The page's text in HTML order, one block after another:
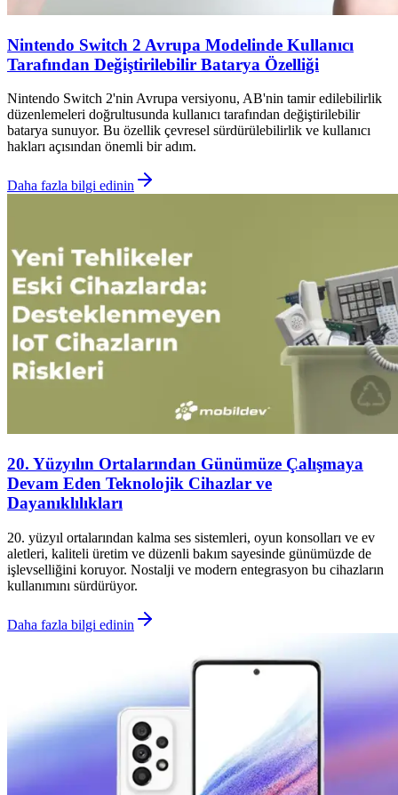
Nintendo Switch 2 Avrupa Modelinde Kullanıcı
Tarafından Değiştirilebilir Batarya Özelliği
Nintendo Switch 2'nin Avrupa versiyonu, AB'nin tamir edilebilirlik
düzenlemeleri doğrultusunda kullanıcı tarafından değiştirilebilir
batarya sunuyor. Bu özellik çevresel sürdürülebilirlik ve kullanıcı
hakları açısından önemli bir adım.
Daha fazla bilgi edinin
20. Yüzyılın Ortalarından Günümüze Çalışmaya
Devam Eden Teknolojik Cihazlar ve
Dayanıklılıkları
20. yüzyıl ortalarından kalma ses sistemleri, oyun konsolları ve ev
aletleri, kaliteli üretim ve düzenli bakım sayesinde günümüzde de
işlevselliğini koruyor. Nostalji ve modern entegrasyon bu cihazların
kullanımını sürdürüyor.
Daha fazla bilgi edinin